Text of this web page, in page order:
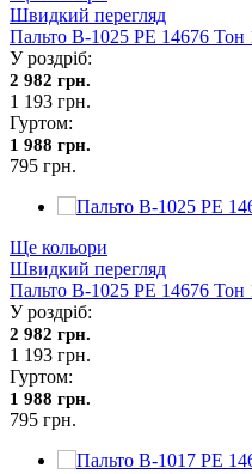
Швидкий перегляд
Пальто В-1025 PE 14676 Тон
У роздріб:
2 982 грн.
1 193 грн.
Гуртом:
1 988 грн.
795 грн.
Ще кольори
Швидкий перегляд
Пальто В-1025 PE 14676 Тон
У роздріб:
2 982 грн.
1 193 грн.
Гуртом:
1 988 грн.
795 грн.